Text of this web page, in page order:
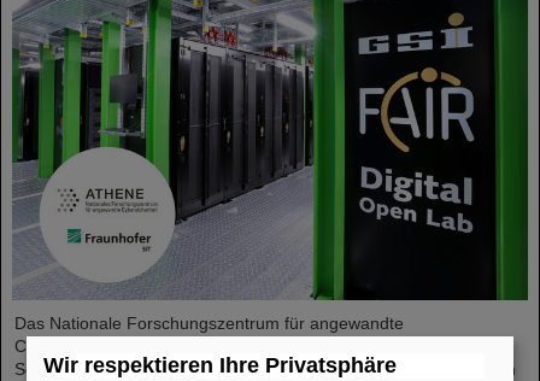
Das Nationale Forschungszentrum für angewandte
Cybersicherheit ATHENE und das GSI Helmholtzzentrum für
Schwerionenforschung starten eine Kooperation in den Bereichen
Wir respektieren Ihre Privatsphäre